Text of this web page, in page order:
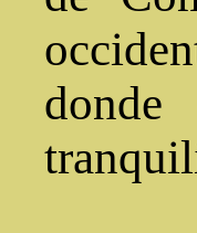
donde